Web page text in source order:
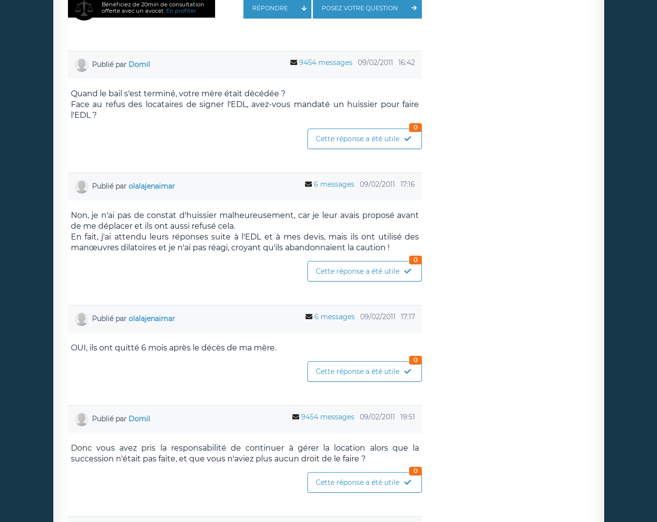
Bénéficiez de 20min de consultation
offerte avec un avocat. En profiter POSEZ VOTRE QUESTION
RÉPONDRE
Publié par Domil 9454 messages 09/02/2011 16:42
Quand le bail s'est terminé, votre mère était décédée ?
Face au refus des locataires de signer l'EDL, avez-vous mandaté un huissier pour faire
l'EDL ?
Cette réponse a été utile
0
Publié par olalajenaimar 6 messages 09/02/2011 17:16
Non, je n'ai pas de constat d'huissier malheureusement, car je leur avais proposé avant
de me déplacer et ils ont aussi refusé cela.
En fait, j'ai attendu leurs réponses suite à l'EDL et à mes devis, mais ils ont utilisé des
manœuvres dilatoires et je n'ai pas réagi, croyant qu'ils abandonnaient la caution !
Cette réponse a été utile
0
Publié par olalajenaimar 6 messages 09/02/2011 17:17
OUI, ils ont quitté 6 mois après le décès de ma mère.
Cette réponse a été utile
0
Publié par Domil 9454 messages 09/02/2011 19:51
Donc vous avez pris la responsabilité de continuer à gérer la location alors que la
succession n'était pas faite, et que vous n'aviez plus aucun droit de le faire ?
Cette réponse a été utile
0